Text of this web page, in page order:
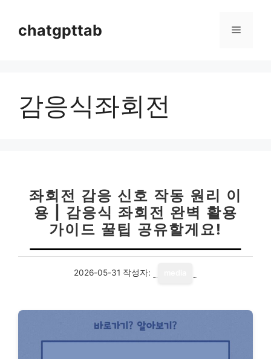
chatgpttab 메
감응식좌회전
좌회전 감응 신호 작동 원리 이
용 | 감응식 좌회전 완벽 활용
가이드 꿀팁 공유할게요!
2026-05-31 작성자: